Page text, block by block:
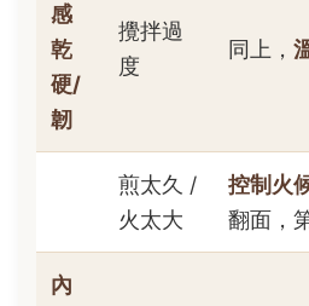
感
乾
硬/
韌
攪拌過
度
同上，
煎太久 /
火太大
控制火
翻面，
內